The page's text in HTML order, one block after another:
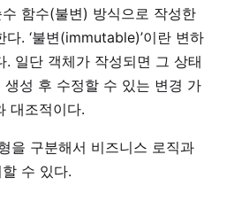
함수(불변) 방식으로 작성한
. ‘불변(immutable)’이란 변하
. 일단 객체가 작성되면 그 상태
성 후 수정할 수 있는 변경 가
대조적이다.
을 구분해서 비즈니스 로직과
수 있다.